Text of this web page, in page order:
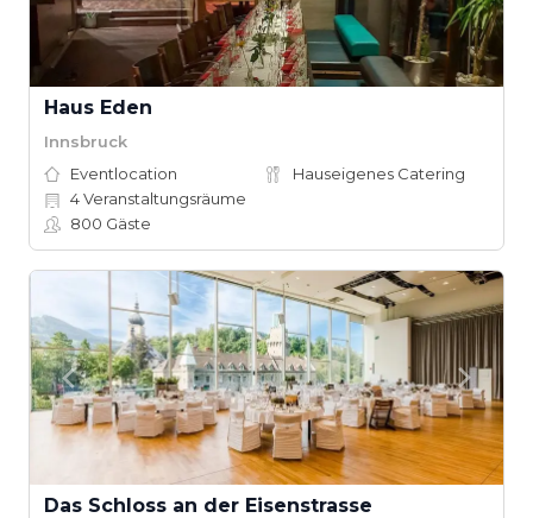
Haus Eden
Innsbruck
Eventlocation
Hauseigenes Catering
4Veranstaltungsräume
800 Gäste
Das Schloss an der Eisenstrasse